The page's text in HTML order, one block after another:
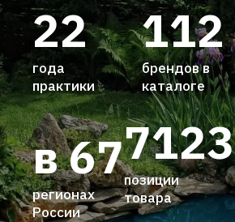
22
года
практики
112
брендов в
каталоге
7123
позиции
товара
в 67
регионах
России